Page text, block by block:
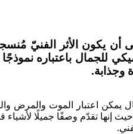
يكون الأثر الفنيّ
للجمال باعتباره
وجذابة.
يمكن اعتبار الموت والمرض
تقدّم وصفًا جميلًا لأشياء